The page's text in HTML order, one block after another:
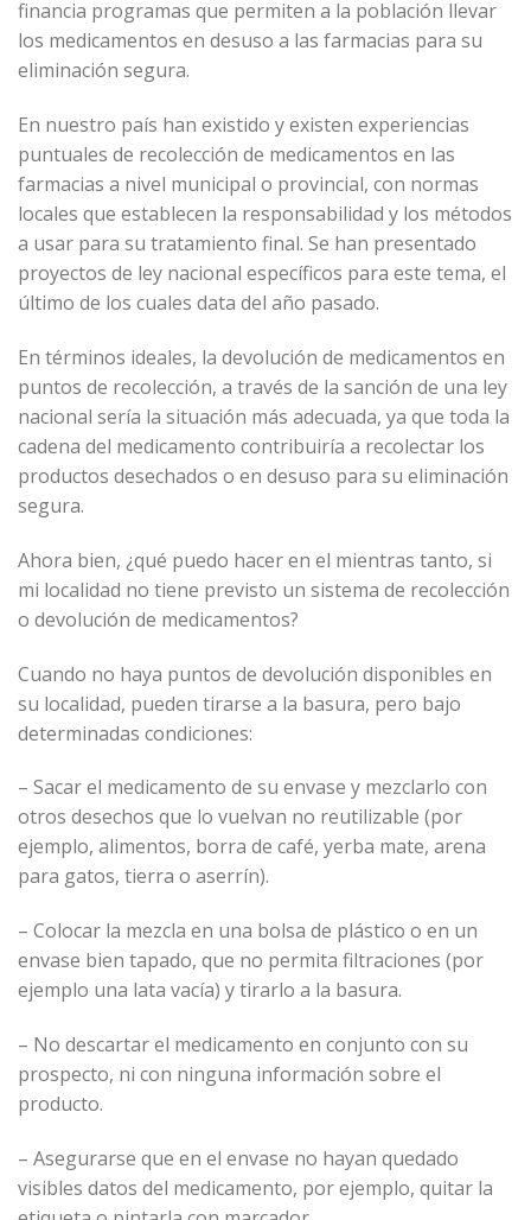
financia programas que permiten a la población llevar
los medicamentos en desuso a las farmacias para su
eliminación segura.
En nuestro país han existido y existen experiencias
puntuales de recolección de medicamentos en las
farmacias a nivel municipal o provincial, con normas
locales que establecen la responsabilidad y los métodos
a usar para su tratamiento final. Se han presentado
proyectos de ley nacional específicos para este tema, el
último de los cuales data del año pasado.
En términos ideales, la devolución de medicamentos en
puntos de recolección, a través de la sanción de una ley
nacional sería la situación más adecuada, ya que toda la
cadena del medicamento contribuiría a recolectar los
productos desechados o en desuso para su eliminación
segura.
Ahora bien, ¿qué puedo hacer en el mientras tanto, si
mi localidad no tiene previsto un sistema de recolección
o devolución de medicamentos?
Cuando no haya puntos de devolución disponibles en
su localidad, pueden tirarse a la basura, pero bajo
determinadas condiciones:
– Sacar el medicamento de su envase y mezclarlo con
otros desechos que lo vuelvan no reutilizable (por
ejemplo, alimentos, borra de café, yerba mate, arena
para gatos, tierra o aserrín).
– Colocar la mezcla en una bolsa de plástico o en un
envase bien tapado, que no permita filtraciones (por
ejemplo una lata vacía) y tirarlo a la basura.
– No descartar el medicamento en conjunto con su
prospecto, ni con ninguna información sobre el
producto.
– Asegurarse que en el envase no hayan quedado
visibles datos del medicamento, por ejemplo, quitar la